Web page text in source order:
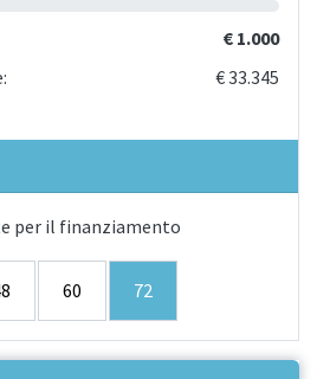
€ 1.000
€ 33.345
per il finanziamento
60 72